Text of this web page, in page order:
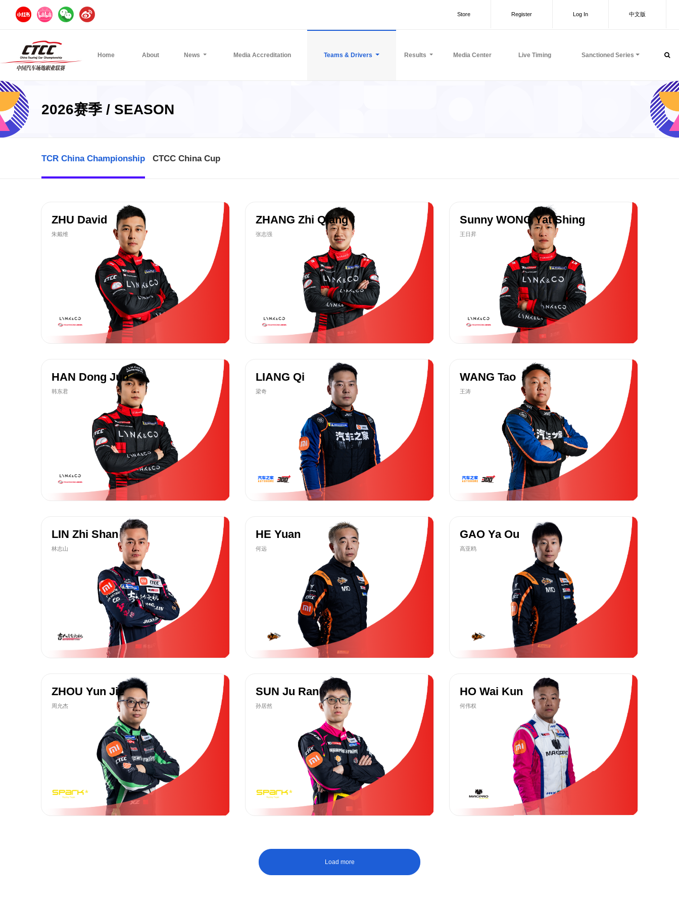
中文版
Log In
Register
Store
Home About News Media Accreditation Teams & Drivers Results Media Center Live Timing Sanctioned Series
2026赛季 / SEASON
TCR China Championship CTCC China Cup
ZHU David
朱戴维
ZHANG Zhi Qiang
张志强
Sunny WONG Yat Shing
王日昇
HAN Dong Jun
韩东君
LIANG Qi
梁奇
WANG Tao
王涛
LIN Zhi Shan
林志山
HE Yuan
何远
GAO Ya Ou
高亚鸥
ZHOU Yun Jie
周允杰
SUN Ju Ran
孙居然
HO Wai Kun
何伟权
Load more